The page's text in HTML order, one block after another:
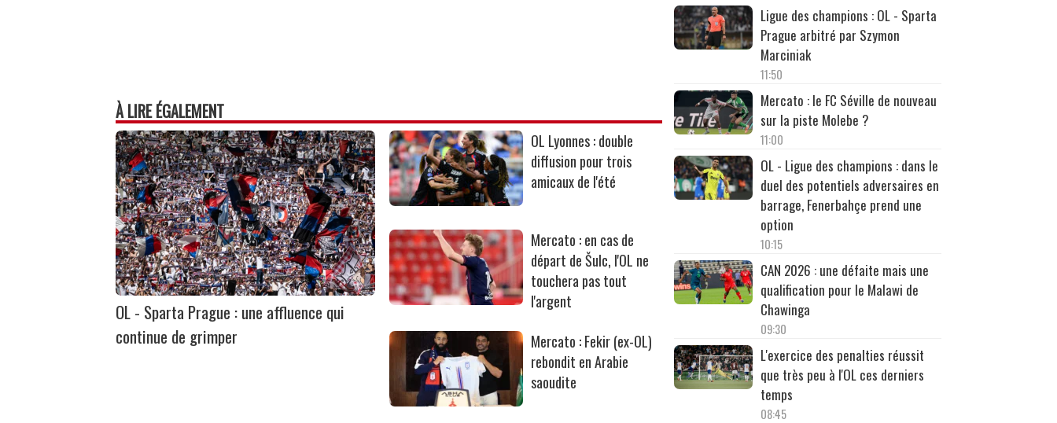
À LIRE ÉGALEMENT
OL - Sparta Prague : une affluence qui
continue de grimper
OL Lyonnes : double
diffusion pour trois
amicaux de l'été
Mercato : en cas de
départ de Šulc, l'OL ne
touchera pas tout
l'argent
Mercato : Fekir (ex-OL)
rebondit en Arabie
saoudite
Ligue des champions : OL - Sparta
Prague arbitré par Szymon
Marciniak
11:50
Mercato : le FC Séville de nouveau
sur la piste Molebe ?
11:00
OL - Ligue des champions : dans le
duel des potentiels adversaires en
barrage, Fenerbahçe prend une
option
10:15
CAN 2026 : une défaite mais une
qualification pour le Malawi de
Chawinga
09:30
L'exercice des penalties réussit
que très peu à l'OL ces derniers
temps
08:45